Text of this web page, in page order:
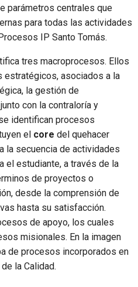
parámetros centrales que
para todas las actividades
IP Santo Tomás.
tres macroprocesos. Ellos
asociados a la
la gestión de
con la contraloría y
identifican procesos
el core del quehacer
la secuencia de actividades
el estudiante, a través de la
de proyectos o
desde la comprensión de
hasta su satisfacción.
de apoyo, los cuales
misionales. En la imagen
de procesos incorporados en
la Calidad.